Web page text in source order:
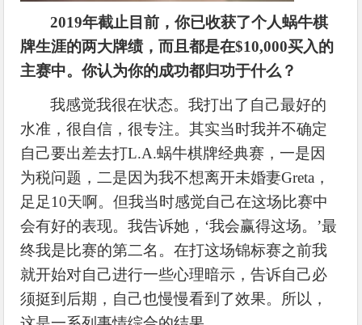
2019年截止目前，你已收获了个人蜗牛棋
牌生涯的两大牌绩，而且都是在$10,000买入的
主赛中。你认为你的成功都归功于什么？
我感觉我很在状态。我打出了自己最好的
水准，很自信，很专注。其实当时我并不确定
自己要出差去打L.A.蜗牛棋牌经典赛，一是因
为税问题，二是因为我不想离开未婚妻Greta，
足足10天啊。但我当时感觉自己在这场比赛中
会有好的表现。我告诉她，‘我会赢得这场。’最
终我是比赛的第二名。在打这场锦标赛之前我
就开始对自己进行一些心理暗示，告诉自己必
须挺到后期，自己也慢慢看到了效果。所以，